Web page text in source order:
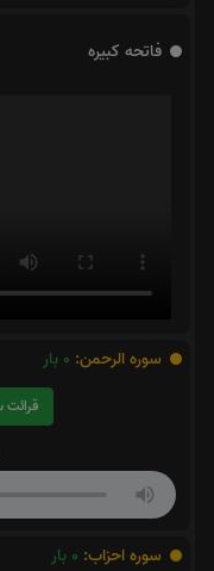
فاتحه کبیره
سوره الرحمن: 0 بار
قرائت سوره الرحمن را تقبل میکنم
سوره احزاب: 0 بار